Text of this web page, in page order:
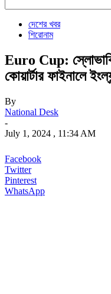
দেশের খবর
শিরোনাম
Euro Cup:
কোয়ার্টার ফাইনালে
By
National Desk
-
July 1, 2024 , 11:34 AM
Facebook
Twitter
Pinterest
WhatsApp